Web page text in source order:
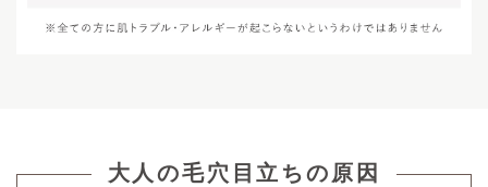
大人の毛穴目立ちの原因